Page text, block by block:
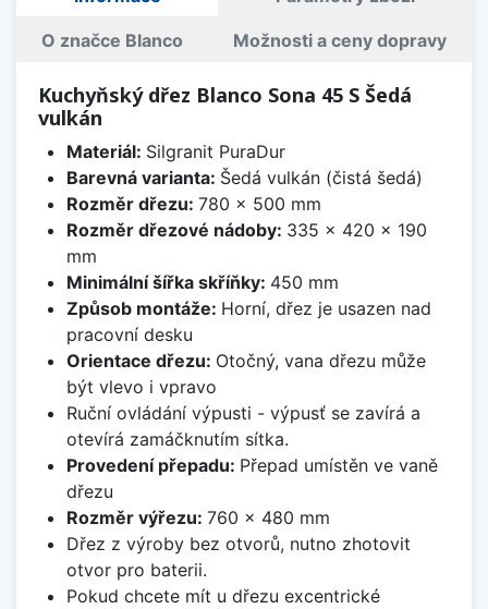
O značce Blanco Možnosti a ceny dopravy
Kuchyňský dřez Blanco Sona 45 S Šedá
vulkán
Materiál: Silgranit PuraDur
Barevná varianta: Šedá vulkán (čistá šedá)
Rozměr dřezu: 780 x 500 mm
Rozměr dřezové nádoby: 335 x 420 x 190
mm
Minimální šířka skříňky: 450 mm
Způsob montáže: Horní, dřez je usazen nad
pracovní desku
Orientace dřezu: Otočný, vana dřezu může
být vlevo i vpravo
Ruční ovládání výpusti - výpusť se zavírá a
otevírá zamáčknutím sítka.
Provedení přepadu: Přepad umístěn ve vaně
dřezu
Rozměr výřezu: 760 x 480 mm
Dřez z výroby bez otvorů, nutno zhotovit
otvor pro baterii.
Pokud chcete mít u dřezu excentrické